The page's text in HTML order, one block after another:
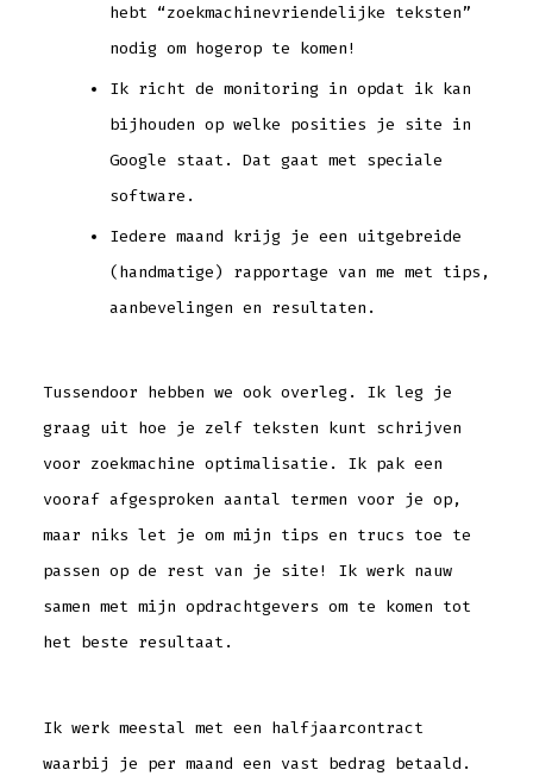
hebt “zoekmachinevriendelijke teksten”
nodig om hogerop te komen!
Ik richt de monitoring in opdat ik kan
bijhouden op welke posities je site in
Google staat. Dat gaat met speciale
software.
Iedere maand krijg je een uitgebreide
(handmatige) rapportage van me met tips,
aanbevelingen en resultaten.
Tussendoor hebben we ook overleg. Ik leg je
graag uit hoe je zelf teksten kunt schrijven
voor zoekmachine optimalisatie. Ik pak een
vooraf afgesproken aantal termen voor je op,
maar niks let je om mijn tips en trucs toe te
passen op de rest van je site! Ik werk nauw
samen met mijn opdrachtgevers om te komen tot
het beste resultaat.
Ik werk meestal met een halfjaarcontract
waarbij je per maand een vast bedrag betaald.